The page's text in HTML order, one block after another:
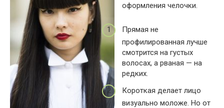
оформления челочки.
Прямая не
профилированная лучше
смотрится на густых
волосах, а рваная — на
редких.
Короткая делает лицо
визуально моложе. Но от